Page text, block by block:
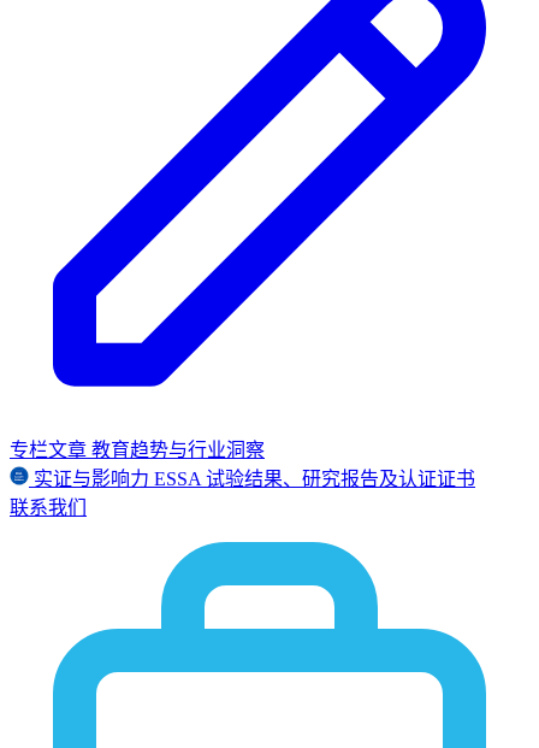
专栏文章 教育趋势与行业洞察
实证与影响力 ESSA 试验结果、研究报告及认证证书
联系我们